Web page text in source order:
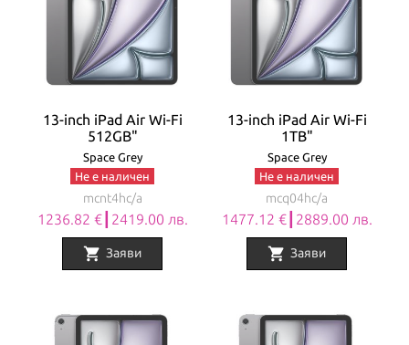
13-inch iPad Air Wi-Fi
512GB"
Space Grey
Не е наличен
mcnt4hc/a
1236.82 €┃2419.00 лв.
shopping_cart Заяви
13-inch iPad Air Wi-Fi
1TB"
Space Grey
Не е наличен
mcq04hc/a
1477.12 €┃2889.00 лв.
shopping_cart Заяви